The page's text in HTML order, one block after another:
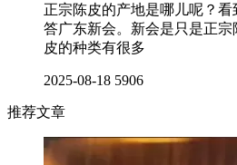
正宗陈皮的产地是哪儿呢？
答广东新会。新会是只是正
皮的种类有很多
2025-08-18 5906
推荐文章